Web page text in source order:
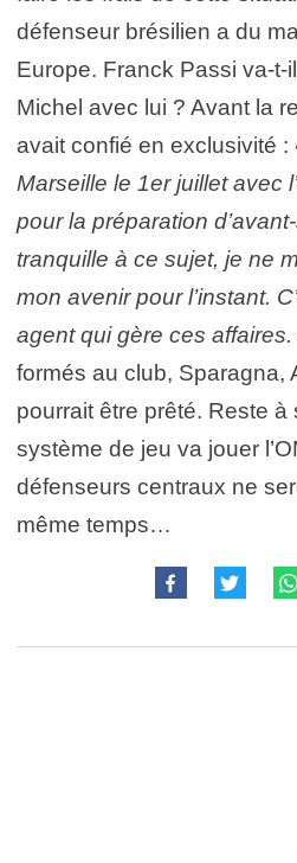
défenseur brésilien a du
Europe. Franck Passi va-t-
Michel avec lui ? Avant la
avait confié en exclusivité :
Marseille le 1er juillet avec
pour la préparation
tranquille à ce sujet, je ne
mon avenir pour l’instant.
agent qui gère ces affaires.
formés au club, Sparagna,
pourrait être prêté. Reste à
système de jeu va jouer
défenseurs centraux ne
même temps…